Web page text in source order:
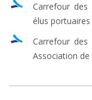
Carrefour des
élus portuaires
Carrefour des
Association